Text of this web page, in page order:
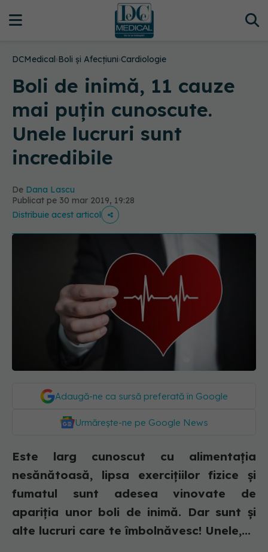
DCMedical›Boli și Afecțiuni›Cardiologie
Boli de inimă, 11 cauze
mai puțin cunoscute.
Unele lucruri sunt
incredibile
De Dana Lascu
Publicat pe 30 mar 2019, 19:28
Distribuie acest articol
Adaugă-ne ca sursă preferată în Google
Urmărește-ne pe Google News
Este larg cunoscut cu alimentația
nesănătoasă, lipsa exercițiilor fizice și
fumatul sunt adesea vinovate de
apariția unor boli de inimă. Dar sunt și
alte lucruri care te îmbolnăvesc! Unele,...